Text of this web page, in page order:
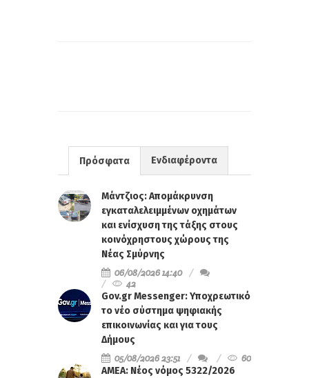
Πρόσφατα Ενδιαφέροντα
Μάντζιος: Απομάκρυνση
εγκαταλελειμμένων οχημάτων
και ενίσχυση της τάξης στους
κοινόχρηστους χώρους της
Νέας Σμύρνης
06/08/2026 14:40
42
Gov.gr Messenger: Υποχρεωτικό
το νέο σύστημα ψηφιακής
επικοινωνίας και για τους
Δήμους
05/08/2026 23:51
60
ΑΜΕΑ: Νέος νόμος 5322/2026